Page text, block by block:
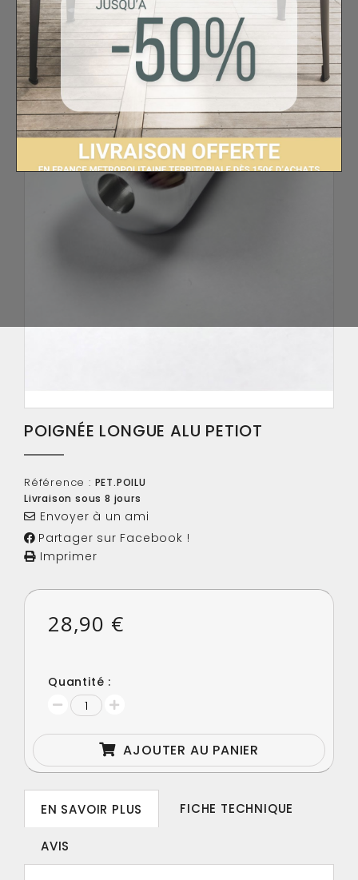
POIGNÉE LONGUE ALU PETIOT
Référence : PET.POILU
Livraison sous 8 jours
Envoyer à un ami
Partager sur Facebook !
Imprimer
28,90 €
Quantité :
AJOUTER AU PANIER
EN SAVOIR PLUS FICHE TECHNIQUE
AVIS